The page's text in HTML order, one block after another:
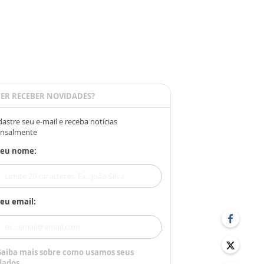
RECEBER NOVIDADES?
seu e-mail e receba notícias
nome:
email:
mais sobre como usamos seus